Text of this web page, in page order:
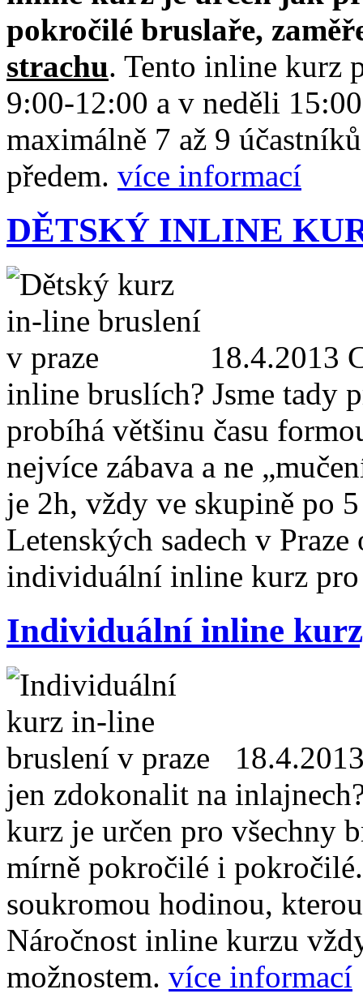
pokročilé bruslaře,
strachu. Tento inline kurz
9:00-12:00 a v neděli
maximálně 7 až 9
předem. více informací
DĚTSKÝ INLINE
18.4.2013
inline bruslích? Jsme tady
probíhá většinu času
nejvíce zábava a ne
je 2h, vždy ve skupině po
Letenských sadech v
individuální inline kurz
Individuální inline
jen zdokonalit na
kurz je určen pro všechny
mírně pokročilé i
soukromou hodinou,
Náročnost inline kurzu
možnostem. více informací